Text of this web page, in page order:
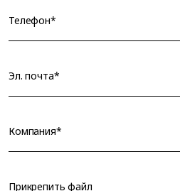
Телефон*
Эл. почта*
Компания*
Прикрепить файл